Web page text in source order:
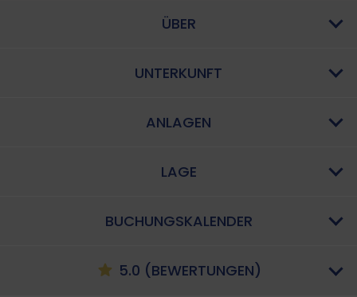
ÜBER
UNTERKUNFT
ANLAGEN
LAGE
BUCHUNGSKALENDER
5.0 (BEWERTUNGEN)